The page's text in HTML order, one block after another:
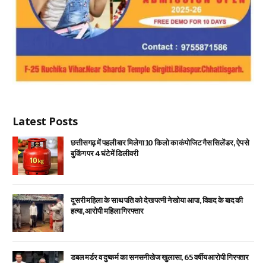
Latest Posts
छत्तीसगढ़ में पहली बार मिलेगा 10 किलो का कंपोजिट गैस सिलेंडर, ऐप से
बुकिंग पर 4 घंटे में डिलीवरी
दूसरी महिला के साथ पति को देख पत्नी ने खोया आपा, विवाद के बाद की
हत्या, आरोपी महिला गिरफ्तार
डबल मर्डर व दुष्कर्म का सनसनीखेज खुलासा, 65 वर्षीय आरोपी गिरफ्तार